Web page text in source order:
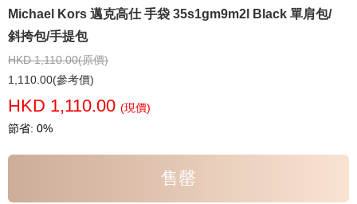
Michael Kors 邁克高仕 手袋 35s1gm9m2l Black 單肩包/
斜挎包/手提包
HKD 1,110.00(原價)
1,110.00(參考價)
HKD 1,110.00 (現價)
節省: 0%
售罄